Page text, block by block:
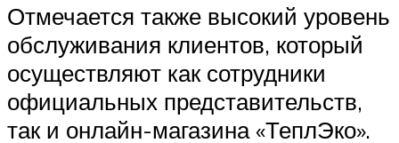
Отмечается также высокий уровень
обслуживания клиентов, который
осуществляют как сотрудники
официальных представительств,
так и онлайн-магазина «ТеплЭко».